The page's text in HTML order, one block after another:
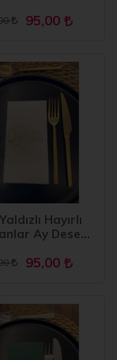
Peçete
95,00
Hayırlı
Ay Desenli
Peçete
95,00